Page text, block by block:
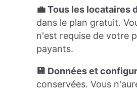
💼 Tous les locataires
dans le plan gratuit.
n'est requise de votre
payants.
💾 Données et
conservées. Vous